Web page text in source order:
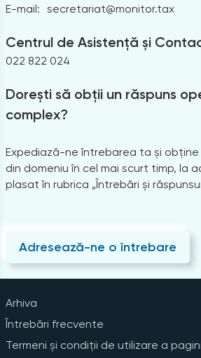
E-mail: secretariat@monitor.tax
Centrul de Asistență și
022 822 024
Dorești să obții un răspuns
complex?
Expediază-ne întrebarea ta și obține
din domeniu în cel mai scurt timp, la
plasat în rubrica „Întrebări și
Adresează-ne o întrebare
Arhiva
Întrebări frecvente
Termeni și condiții de utilizare a